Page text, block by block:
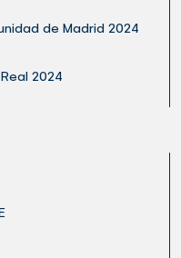
de Madrid 2024
2024